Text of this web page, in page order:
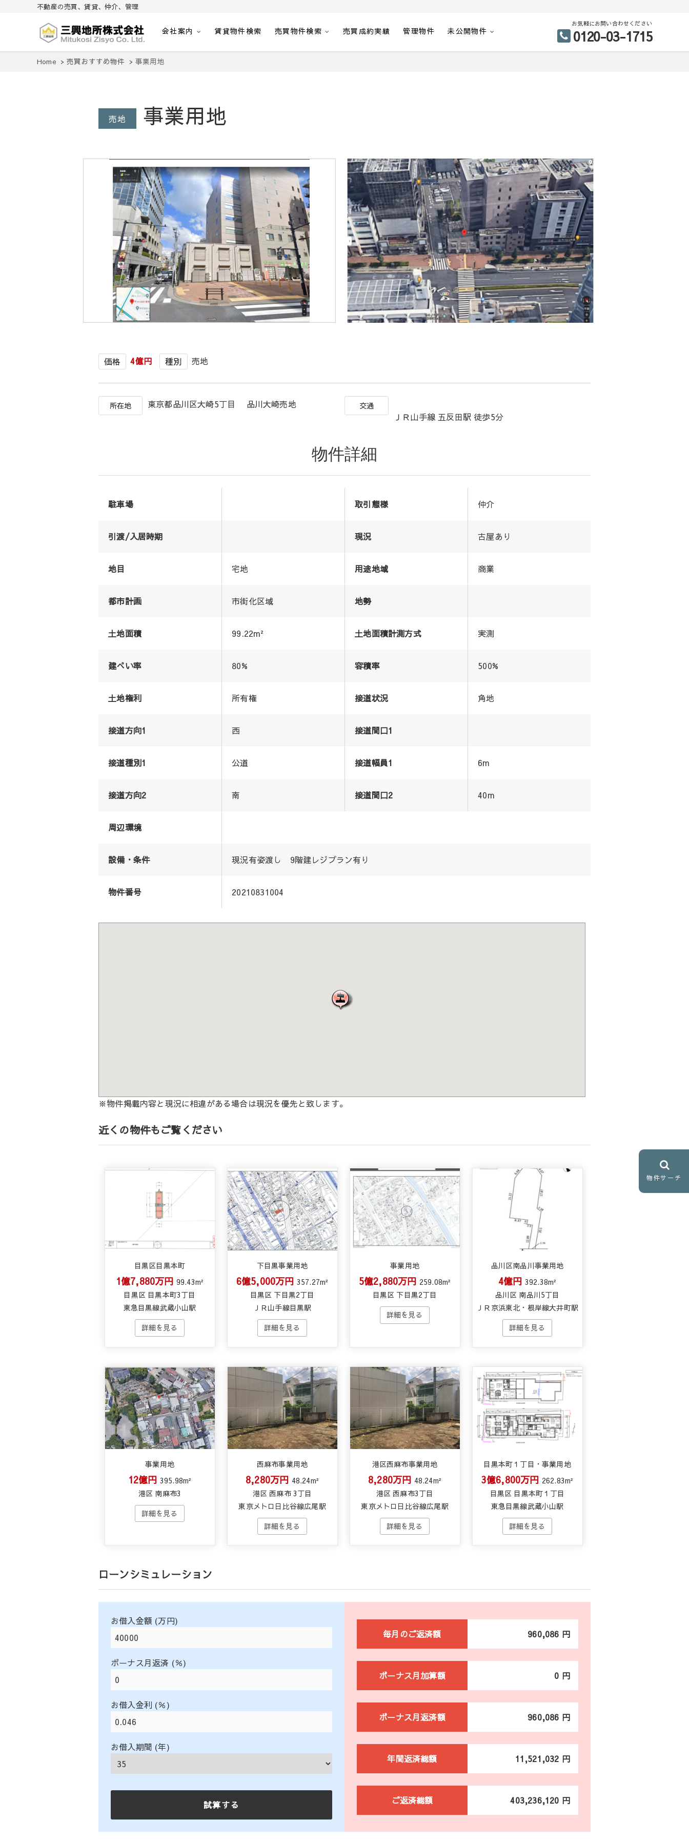
不動産の売買、賃貸、仲介、管理
三興地所株式会社
不動産の売買、賃貸、仲介、管理
会社案内 賃貸物件検索 売買物件検索 売買成約実績 管理物件 未公開物件
お気軽にお問い合わせください
0120-03-1715
Home 売買おすすめ物件 事業用地
売地 事業用地
価格 4億円 種別 売地
所在地 東京都品川区大崎5丁目 品川大崎売地 交通
ＪＲ山手線 五反田駅 徒歩5分
物件詳細
駐車場 取引態様 仲介
引渡/入居時期 現況 古屋あり
地目 宅地 用途地域 商業
都市計画 市街化区域 地勢
土地面積 99.22m² 土地面積計測方式 実測
建ぺい率 80% 容積率 500%
土地権利 所有権 接道状況 角地
接道方向1 西 接道間口1
接道種別1 公道 接道幅員1 6m
接道方向2 南 接道間口2 40m
周辺環境
設備・条件 現況有姿渡し 9階建レジプラン有り
物件番号 20210831004
※物件掲載内容と現況に相違がある場合は現況を優先と致します。
近くの物件もご覧ください
目黒区目黒本町
1億7,880万円 99.43m²
目黒区 目黒本町3丁目
東急目黒線武蔵小山駅
下目黒事業用地
6億5,000万円 357.27m²
目黒区 下目黒2丁目
ＪＲ山手線目黒駅
事業用地
5億2,880万円 259.08m²
目黒区 下目黒2丁目
品川区南品川事業用地
4億円 392.38m²
品川区 南品川5丁目
ＪＲ京浜東北・根岸線大井町駅
事業用地
12億円 395.98m²
港区 南麻布3
西麻布事業用地
8,280万円 48.24m²
港区 西麻布 3丁目
東京メトロ日比谷線広尾駅
港区西麻布事業用地
8,280万円 48.24m²
港区 西麻布3丁目
東京メトロ日比谷線広尾駅
目黒本町１丁目・事業用地
3億6,800万円 262.83m²
目黒区 目黒本町１丁目
東急目黒線武蔵小山駅
ローンシミュレーション
お借入金額 (万円)
ボーナス月返済 (％)
お借入金利 (％)
お借入期間 (年)
毎月のご返済額 960,086 円
ボーナス月加算額 0 円
ボーナス月返済額 960,086 円
年間返済総額 11,521,032 円
ご返済総額 403,236,120 円
物件サーチ